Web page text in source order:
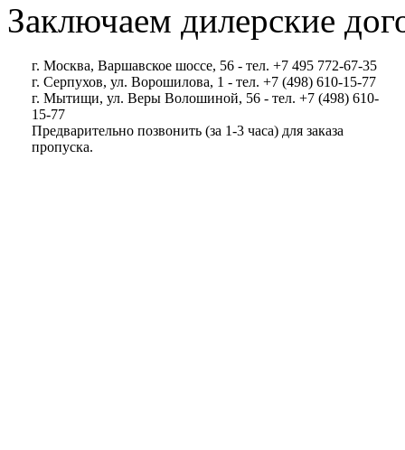
Заключаем дилерские
г. Москва, Варшавское шоссе, 56 - тел. +7 495 772-67-35
г. Серпухов, ул. Ворошилова, 1 - тел. +7 (498) 610-15-77
г. Мытищи, ул. Веры Волошиной, 56 - тел. +7 (498) 610-
15-77
Предварительно позвонить (за 1-3 часа) для заказа
пропуска.